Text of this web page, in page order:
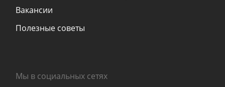
Вакансии
Полезные советы
Мы в социальных сетях